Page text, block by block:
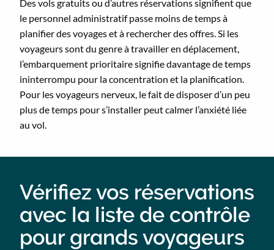
Des vols gratuits ou d’autres réservations signifient que
le personnel administratif passe moins de temps à
planifier des voyages et à rechercher des offres. Si les
voyageurs sont du genre à travailler en déplacement,
l’embarquement prioritaire signifie davantage de temps
ininterrompu pour la concentration et la planification.
Pour les voyageurs nerveux, le fait de disposer d’un peu
plus de temps pour s’installer peut calmer l’anxiété liée
au vol.
Vérifiez vos réservations
avec la liste de contrôle
pour grands voyageurs